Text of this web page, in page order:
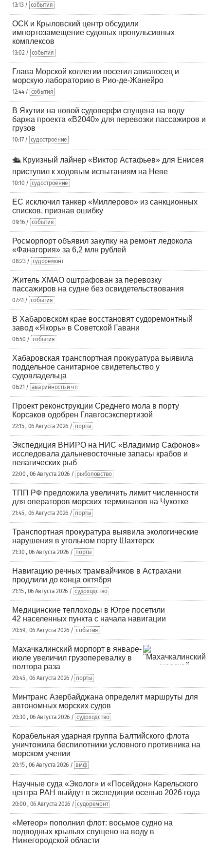
13:13 / события
ОСК и Крыловский центр обсудили
импортозамещение судовых пропульсивных
комплексов
13:02 / события
Глава Морской коллегии посетил авианосец и
морскую лабораторию в Рио-де-Жанейро
12:44 / события
В Якутии на новой судоверфи спущена на воду
баржа проекта «В2040» для перевозки пассажиров и
грузов
10:17 / судостроение
🛳️ Круизный лайнер «Виктор Астафьев» для Енисея
приступил к ходовым испытаниям на Неве
10:10 / судостроение
ЕС исключил танкер «Миллерово» из санкционных
списков, признав ошибку
09:16 / события
Росморпорт объявил закупку на ремонт ледокола
«Фанагория» за 6,2 млн рублей
08:23 / судоремонт
Житель ХМАО оштрафован за перевозку
пассажиров на судне без освидетельствования
07:41 / события
В Хабаровском крае восстановят судоремонтный
завод «Якорь» в Советской Гавани
06:50 / события
Хабаровская транспортная прокуратура выявила
поддельное санитарное свидетельство у
судовладельца
06:21 / аварийность и чп
Проект реконструкции Среднего мола в порту
Корсаков одобрен Главгосэкспертизой
22:15 , 06 Августа 2026 / порты
Экспедиция ВНИРО на НИС «Владимир Сафонов»
исследовала дальневосточные запасы крабов и
пелагических рыб
22:00 , 06 Августа 2026 / рыболовство
ТПП РФ предложила увеличить лимит численности
для операторов морских терминалов на Чукотке
21:45 , 06 Августа 2026 / порты
Транспортная прокуратура выявила экологические
нарушения в угольном порту Шахтерск
21:30 , 06 Августа 2026 / порты
Навигацию речных трамвайчиков в Астрахани
продлили до конца октября
21:15 , 06 Августа 2026 / судоходство
Медицинские теплоходы в Югре посетили
42 населенных пункта с начала навигации
20:59 , 06 Августа 2026 / события
Махачкалинский морпорт в январе-
июле увеличил грузоперевалку в
полтора раза
20:45 , 06 Августа 2026 / порты
Минтранс Азербайджана определит маршруты для
автономных морских судов
20:30 , 06 Августа 2026 / судоходство
Корабельная ударная группа Балтийского флота
уничтожила беспилотники условного противника на
морском учении
20:15 , 06 Августа 2026 / вмф
Научные суда «Эколог» и «Посейдон» Карельского
центра РАН выйдут в экспедиции осенью 2026 года
20:00 , 06 Августа 2026 / судоремонт
«Метеор» пополнил флот: восьмое судно на
подводных крыльях спущено на воду в
Нижегородской области